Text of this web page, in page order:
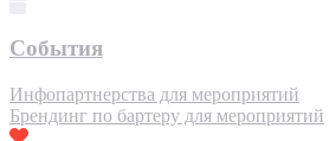
События
Инфопартнерства для мероприятий
Брендинг по бартеру для мероприятий